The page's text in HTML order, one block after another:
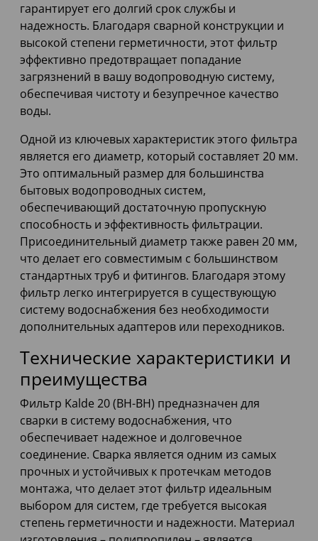
гарантирует его долгий срок службы и
надежность. Благодаря сварной конструкции и
высокой степени герметичности, этот фильтр
эффективно предотвращает попадание
загрязнений в вашу водопроводную систему,
обеспечивая чистоту и безупречное качество
воды.
Одной из ключевых характеристик этого фильтра
является его диаметр, который составляет 20 мм.
Это оптимальный размер для большинства
бытовых водопроводных систем,
обеспечивающий достаточную пропускную
способность и эффективность фильтрации.
Присоединительный диаметр также равен 20 мм,
что делает его совместимым с большинством
стандартных труб и фитингов. Благодаря этому
фильтр легко интегрируется в существующую
систему водоснабжения без необходимости
дополнительных адаптеров или переходников.
Технические характеристики и
преимущества
Фильтр Kalde 20 (ВН-ВН) предназначен для
сварки в систему водоснабжения, что
обеспечивает надежное и долговечное
соединение. Сварка является одним из самых
прочных и устойчивых к протечкам методов
монтажа, что делает этот фильтр идеальным
выбором для систем, где требуется высокая
степень герметичности и надежности. Материал